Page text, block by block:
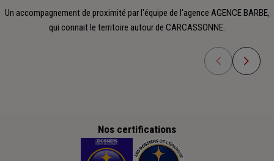
Un accompagnement de proximité par l'équipe de l'agence AGENCE BARBE,
qui connait le territoire autour de CARCASSONNE.
Nos certifications